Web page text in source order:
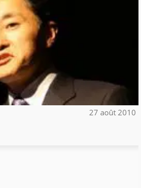
27 août 2010